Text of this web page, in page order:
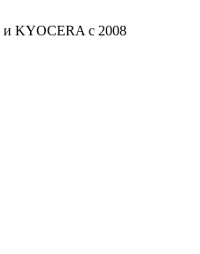
KYOCERA с 2008